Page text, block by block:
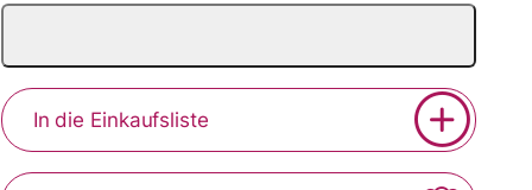
In die Einkaufsliste